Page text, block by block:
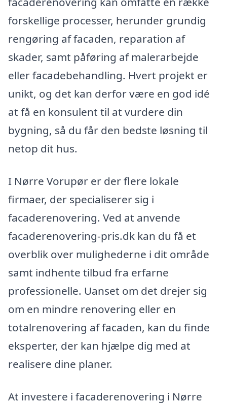
forskellige processer, herunder grundig
rengøring af facaden, reparation af
skader, samt påføring af malerarbejde
eller facadebehandling. Hvert projekt er
unikt, og det kan derfor være en god idé
at få en konsulent til at vurdere din
bygning, så du får den bedste løsning til
netop dit hus.
I Nørre Vorupør er der flere lokale
firmaer, der specialiserer sig i
facaderenovering. Ved at anvende
facaderenovering-pris.dk kan du få et
overblik over mulighederne i dit område
samt indhente tilbud fra erfarne
professionelle. Uanset om det drejer sig
om en mindre renovering eller en
totalrenovering af facaden, kan du finde
eksperter, der kan hjælpe dig med at
realisere dine planer.
At investere i facaderenovering i Nørre